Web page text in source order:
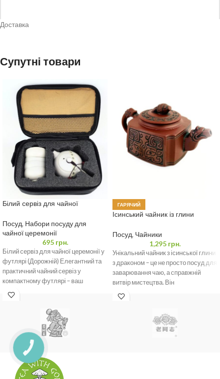
*
Зберегти моє ім'я, e-mail, та адресу сайту в цьому браузері для
моїх подальших коментарів.
Доставка
Супутні товари
Білий сервіз для чайної
Посуд, Набори посуду для
чайної церемонії
695грн.
Білий сервіз для чайної церемонії у
футлярі (Дорожній) Елегантний та
практичний чайний сервіз у
компактному футлярі – ваш
ідеальний компаньйон
ГАРЯЧИЙ
Ісинський чайник із глини
Посуд, Чайники
1,295 грн.
Унікальний чайник з ісинської глини
з драконом – це не просто посуд для
заварювання чаю, а справжній
витвір мистецтва. Він
КНОПКА
ЗВ'ЯЗКУ